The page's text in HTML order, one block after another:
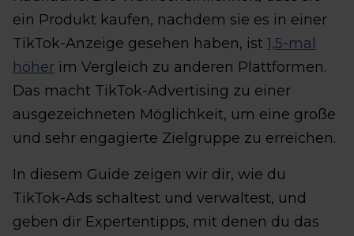
ein Produkt kaufen, nachdem sie es in einer
TikTok-Anzeige gesehen haben, ist 1,5-mal
höher im Vergleich zu anderen Plattformen.
Das macht TikTok-Advertising zu einer
ausgezeichneten Möglichkeit, um eine große
und sehr engagierte Zielgruppe zu erreichen.
In diesem Guide zeigen wir dir, wie du
TikTok-Ads schaltest und verwaltest, und
geben dir Expertentipps, mit denen du das